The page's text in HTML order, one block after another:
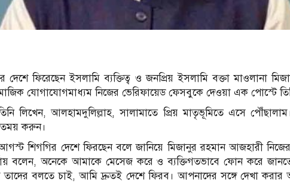
ফিরেছেন ইসলামি ব্যক্তিত্ব ও জনপ্রিয় ইসলামি বক্তা মাওলানা
যোগাযোগমাধ্যম নিজের ভেরিফায়েড ফেসবুকে দেওয়া এক পোস্টে
লিখেন, আলহামদুলিল্লাহ, সালামাতে প্রিয় মাতৃভূমিতে এসে
করুন।
শিগগির দেশে ফিরছেন বলে জানিয়ে মিজানুর রহমান আজহারী
বলেন, অনেকে আমাকে মেসেজ করে ও ব্যক্তিগতভাবে ফোন করে
বলতে চাই, আমি দ্রুতই দেশে ফিরব। আপনাদের সঙ্গে দেখা করার